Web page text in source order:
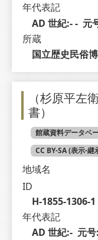
年代表記
AD 世紀:- -  元
所蔵
国立歴史民俗
（杉原平左
書）
館蔵資料データベ
CC BY-SA (表示-継
地域名
ID
H-1855-1306-1
年代表記
AD 世紀:-  元号: